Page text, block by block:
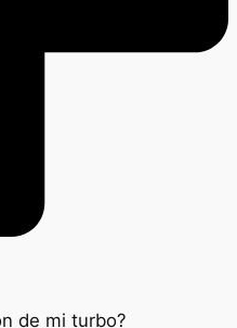
de mi turbo?